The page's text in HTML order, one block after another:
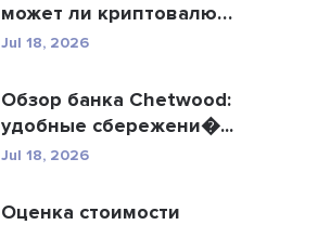
может ли криптовалюта
R...
Jul 18, 2026
Обзор банка Chetwood:
удобные сбережени�...
Jul 18, 2026
Оценка стоимости